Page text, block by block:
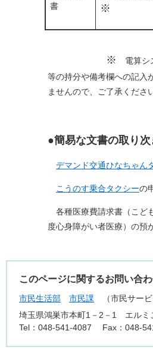
書
※
※
電算シ
等の持分や備考欄への記入
ませんので、ご了承くださ
●簡易な文書の取り次
デマンド交通ひなちゃん
こうのす乗合タクシーの
各種医療費請求書（こど
度心身障がい者医療）の預
このページに関するお問い合
市民生活部 市民課
市民サー
埼玉県鴻巣市本町1－2－1 エルミ
Tel：048-541-4087
Fax：048-